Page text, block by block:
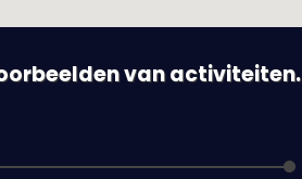
van activiteiten.